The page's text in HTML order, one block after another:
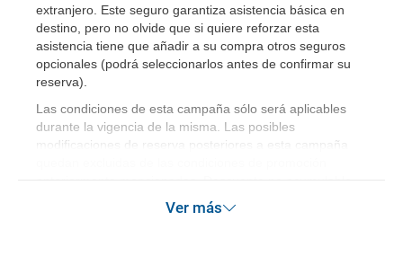
extranjero. Este seguro garantiza asistencia básica en
destino, pero no olvide que si quiere reforzar esta
asistencia tiene que añadir a su compra otros seguros
opcionales (podrá seleccionarlos antes de confirmar su
reserva)
Las condiciones de esta campaña sólo será aplicables
durante la vigencia de la misma. Las posibles
modificaciones de reserva posteriores a esta campaña
Ver más